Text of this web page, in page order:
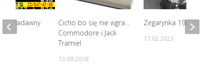
Cicho bo się nie wgra…
Commodore i Jack
Tramiel
13.09.2018
Zegarynka 19226
17.02.2023
pradawny